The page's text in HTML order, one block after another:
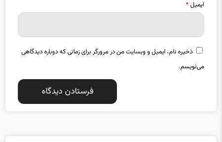
ذخیره نام، ایمیل و وبسایت من در مرورگر برای زمانی که دوباره دیدگاهی
می‌نویسم.